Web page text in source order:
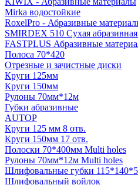
Mirka водостойкие
RoxelPro - Абразивные
SMIRDEX 510 Сухая
FASTPLUS Абразивные
Полоса 70*420
Отрезные и зачистные диски
Круги 125мм
Круги 150мм
Рулоны 70мм*12м
Губки абразивные
AUTOP
Круги 125 мм 8 отв.
Круги 150мм 17 отв.
Полоски 70*400мм Multi holes
Рулоны 70мм*12м Multi holes
Шлифовальные губки
Шлифовальный войлок